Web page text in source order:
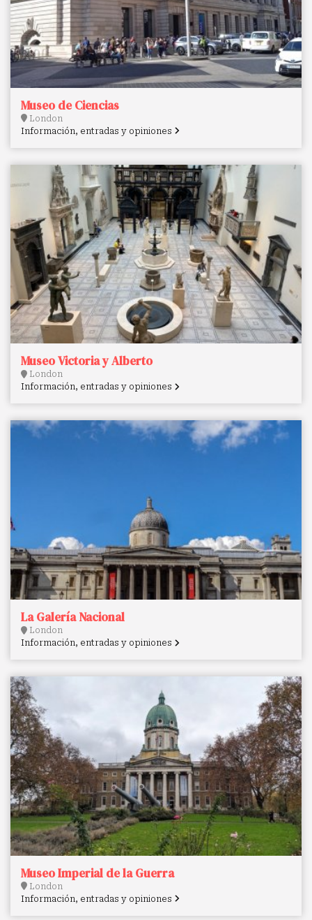
Museo de Ciencias
London
Información, entradas y opiniones
Museo Victoria y Alberto
London
Información, entradas y opiniones
La Galería Nacional
London
Información, entradas y opiniones
Museo Imperial de la Guerra
London
Información, entradas y opiniones